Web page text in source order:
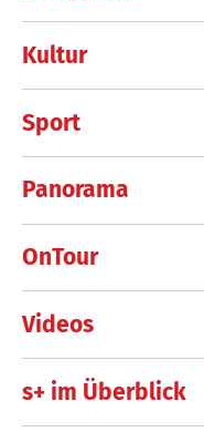
Kultur
Sport
Panorama
OnTour
Videos
s+ im Überblick